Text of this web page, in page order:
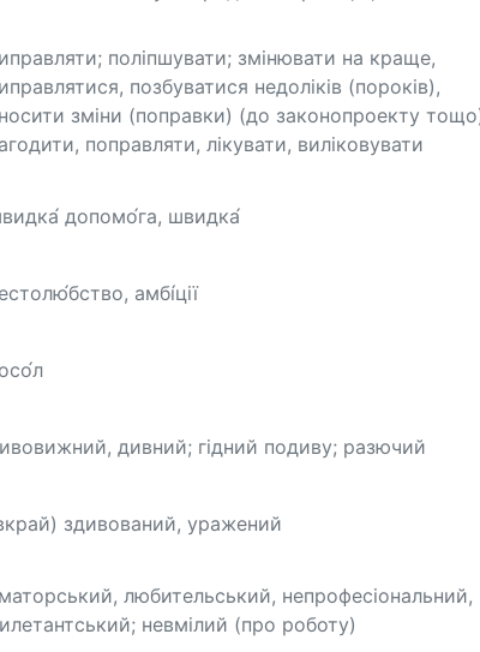
поліпшувати; змінювати на краще,
позбуватися недоліків (пороків),
зміни (поправки) (до законопроекту
поправляти, лікувати, виліковувати
допомо́га, швидка́
амбі́ції
дивний; гідний подиву; разючий
здивований, уражений
любительський, непрофесіональний,
невмілий (про роботу)